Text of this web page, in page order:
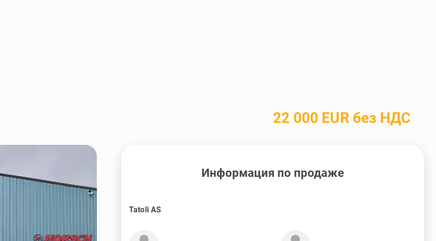
22 000 EUR без НДС
Информация по продаже
Tatoli AS